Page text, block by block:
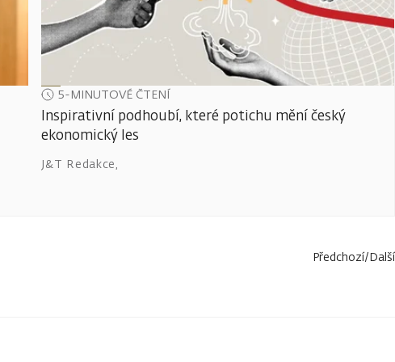
5-MINUTOVÉ ČTENÍ
Inspirativní podhoubí, které potichu mění český
ekonomický les
J&T Redakce,
Předchozí/Další